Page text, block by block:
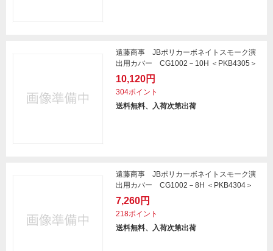
遠藤商事 JBポリカーボネイトスモーク演
出用カバー CG1002－10H ＜PKB4305＞
10,120円
304ポイント
送料無料、入荷次第出荷
遠藤商事 JBポリカーボネイトスモーク演
出用カバー CG1002－8H ＜PKB4304＞
7,260円
218ポイント
送料無料、入荷次第出荷